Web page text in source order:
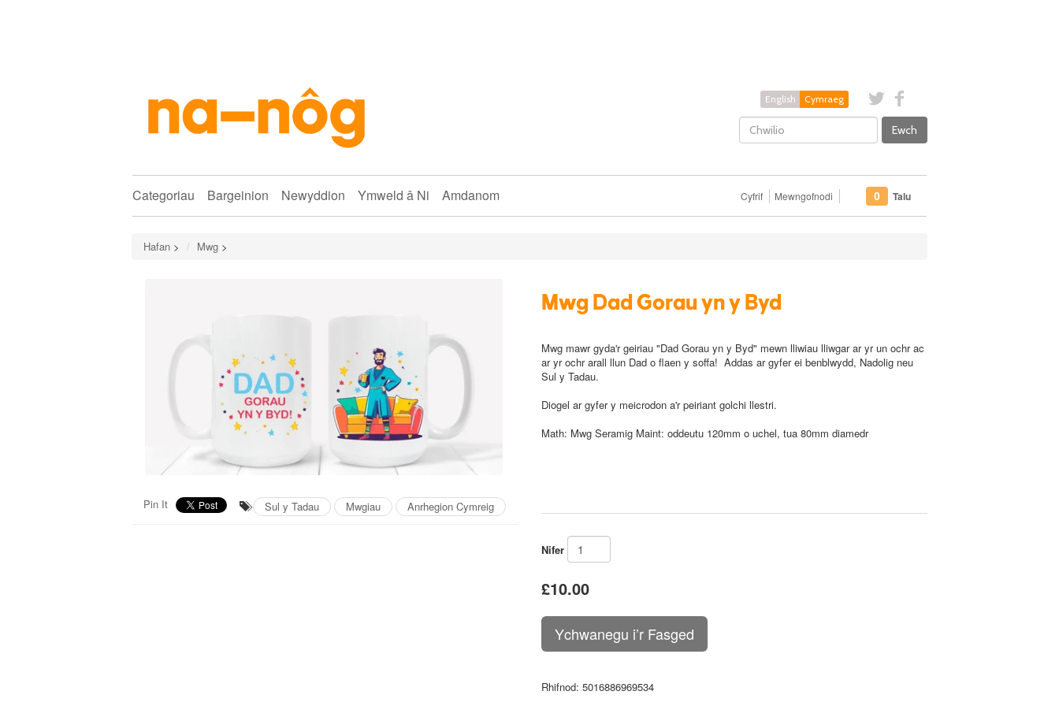
English Cymraeg
Ewch
Categoriau Bargeinion Newyddion Ymweld â Ni Amdanom Cyfrif Mewngofnodi 0 Talu
Hafan > Mwg >
Pin It Sul y Tadau Mwgiau Anrhegion Cymreig
Mwg Dad Gorau yn y Byd
Mwg mawr gyda'r geiriau "Dad Gorau yn y Byd" mewn lliwiau lliwgar ar yr un ochr ac
ar yr ochr arall llun Dad o flaen y soffa! Addas ar gyfer ei benblwydd, Nadolig neu
Sul y Tadau.
Diogel ar gyfer y meicrodon a'r peiriant golchi llestri.
Math: Mwg Seramig Maint: oddeutu 120mm o uchel, tua 80mm diamedr
Nifer
£10.00
Rhifnod: 5016886969534